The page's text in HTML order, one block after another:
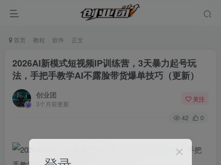
首页 教程 软件 正文
2026AI新模式短视频IP训练营，3天暴力起号玩
法，手把手教学AI不露脸带货爆单技巧（更新）
创业团
3个月前更新
关注
42 0